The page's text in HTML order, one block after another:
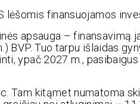
lėšomis finansuojamos
apsauga – finansavimą
BVP. Tuo tarpu išlaidas
ypač 2027 m., pasibaigus
Tam kitąmet numatoma